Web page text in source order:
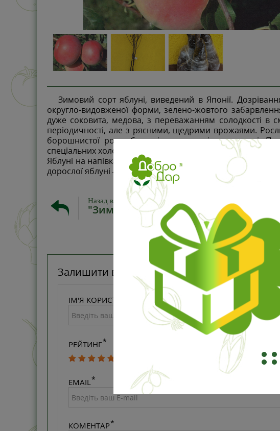
Зимовий сорт яблуні, виведений в Японії.
округло-видовженої форми, зелено-жовтого
дуже соковита, медова, з переважанням солодкості в
періодичності, але з рясними, щедрими врожаями.
борошнистої роси, бактеріального опіку та парші.
спеціальних холодних приміщеннях.
Яблуні на напівкарликовій підщепі 54-118, мають добре
дорослої яблуні – від 2,5м до 4м.
Назад в
"Зимові сорти"
Залишити відгук
ІМ'Я КОРИСТУВАЧА
РЕЙТИНГ
EMAIL
КОМЕНТАР